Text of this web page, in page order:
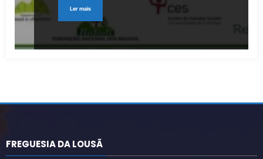
Ler mais
FREGUESIA DA LOUSÃ